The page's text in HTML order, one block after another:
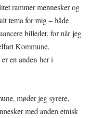
rammer mennesker og
tema for mig – både
billedet, for når jeg
Kommune,
en anden her i
møder jeg syrere,
med anden etnisk